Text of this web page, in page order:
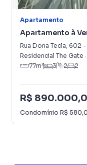
Apartamento
Apartamento à
Montanha
Rua Dona Tecla, 602 -
Residencial The Gate ·
77m² 3 2 2
R$
Condomínio R$